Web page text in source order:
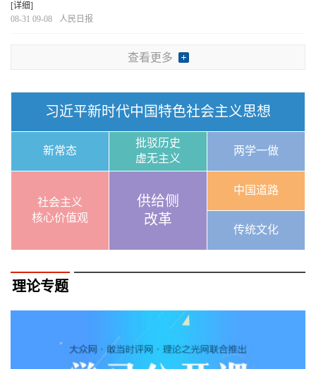
[详细]
08-31 09-08
人民日报
查看更多
习近平新时代中国特色社会主义思想
新常态
批驳历史
虚无主义
两学一做
社会主义
核心价值观
供给侧
改革
中国道路
传统文化
理论专题